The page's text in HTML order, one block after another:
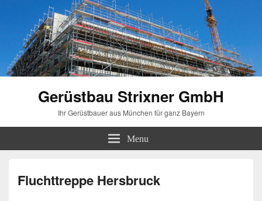
Gerüstbau Strixner GmbH
Ihr Gerüstbauer aus München für ganz Bayern
Menu
Fluchttreppe Hersbruck